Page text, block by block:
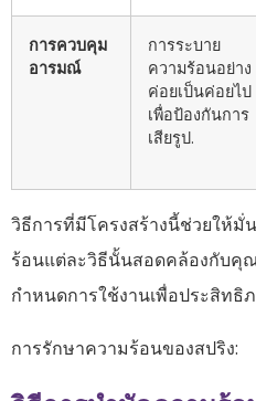
การควบคุม
อารมณ์
การระบาย
ความร้อนอย่าง
ค่อยเป็นค่อยไป
เพื่อป้องกันการ
เสียรูป.
วิธีการที่มีโครงสร้างนี้ช่วยให้มั่
ร้อนแต่ละวิธีนั้นสอดคล้องกับคุ
กำหนดการใช้งานเพื่อประสิทธิ
การรักษาความร้อนของสปริง: